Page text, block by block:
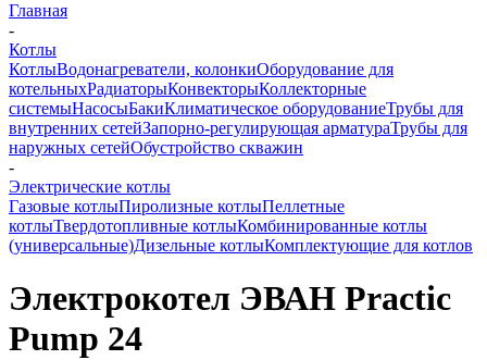
Главная
-
Котлы
КотлыВодонагреватели, колонкиОборудование для
котельныхРадиаторыКонвекторыКоллекторные
системыНасосыБакиКлиматическое оборудованиеТрубы для
внутренних сетейЗапорно-регулирующая арматураТрубы для
наружных сетейОбустройство скважин
-
Электрические котлы
Газовые котлыПиролизные котлыПеллетные
котлыТвердотопливные котлыКомбинированные котлы
(универсальные)Дизельные котлыКомплектующие для котлов
Электрокотел ЭВАН Practic
Pump 24